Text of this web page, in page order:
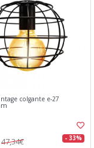
colgante e-27
47,34€ - 33%